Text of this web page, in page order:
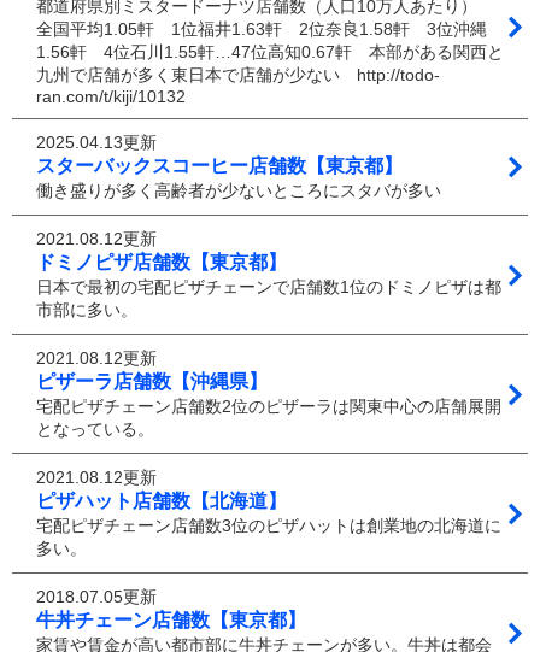
都道府県別ミスタードーナツ店舗数（人口10万人あたり）
全国平均1.05軒 1位福井1.63軒 2位奈良1.58軒 3位沖縄
1.56軒 4位石川1.55軒…47位高知0.67軒 本部がある関西と
九州で店舗が多く東日本で店舗が少ない http://todo-
ran.com/t/kiji/10132
2025.04.13更新
スターバックスコーヒー店舗数【東京都】
働き盛りが多く高齢者が少ないところにスタバが多い
2021.08.12更新
ドミノピザ店舗数【東京都】
日本で最初の宅配ピザチェーンで店舗数1位のドミノピザは都
市部に多い。
2021.08.12更新
ピザーラ店舗数【沖縄県】
宅配ピザチェーン店舗数2位のピザーラは関東中心の店舗展開
となっている。
2021.08.12更新
ピザハット店舗数【北海道】
宅配ピザチェーン店舗数3位のピザハットは創業地の北海道に
多い。
2018.07.05更新
牛丼チェーン店舗数【東京都】
家賃や賃金が高い都市部に牛丼チェーンが多い。牛丼は都会